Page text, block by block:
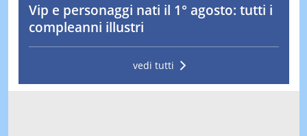
Vip e personaggi nati il 1° agosto: tutti i
compleanni illustri
vedi tutti